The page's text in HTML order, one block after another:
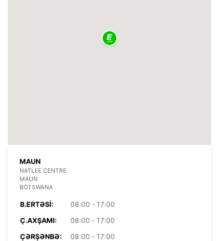
MAUN
NATLEE CENTRE
MAUN
BOTSWANA
B.ERTƏSI:
08:00 - 17:00
Ç.AXŞAMI:
08:00 - 17:00
ÇƏRŞƏNBƏ:
08:00 - 17:00